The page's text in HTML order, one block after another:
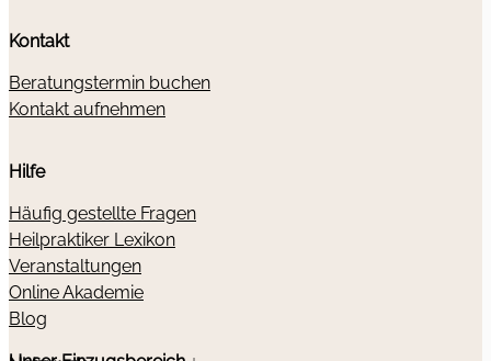
Kontakt
Beratungstermin buchen
Kontakt aufnehmen
Hilfe
Häufig gestellte Fragen
Heilpraktiker Lexikon
Veranstaltungen
Online Akademie
Blog